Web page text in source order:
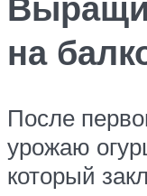
на
После
урожаю
который